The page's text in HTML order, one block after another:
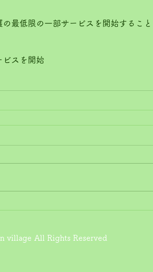
最低限の一部サービスを開始するこ
ビスを開始
village All Rights Reserved